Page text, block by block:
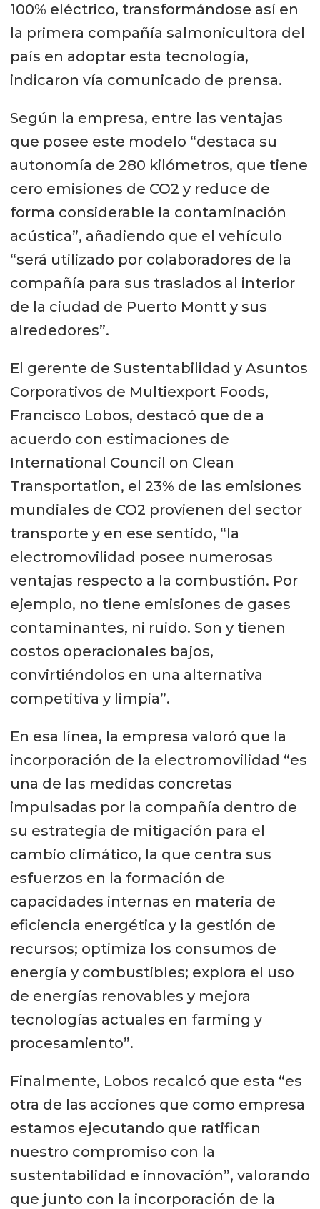
100% eléctrico, transformándose así en
la primera compañía salmonicultora del
país en adoptar esta tecnología,
indicaron vía comunicado de prensa.
Según la empresa, entre las ventajas
que posee este modelo “destaca su
autonomía de 280 kilómetros, que tiene
cero emisiones de CO2 y reduce de
forma considerable la contaminación
acústica”, añadiendo que el vehículo
“será utilizado por colaboradores de la
compañía para sus traslados al interior
de la ciudad de Puerto Montt y sus
alrededores”.
El gerente de Sustentabilidad y Asuntos
Corporativos de Multiexport Foods,
Francisco Lobos, destacó que de a
acuerdo con estimaciones de
International Council on Clean
Transportation, el 23% de las emisiones
mundiales de CO2 provienen del sector
transporte y en ese sentido, “la
electromovilidad posee numerosas
ventajas respecto a la combustión. Por
ejemplo, no tiene emisiones de gases
contaminantes, ni ruido. Son y tienen
costos operacionales bajos,
convirtiéndolos en una alternativa
competitiva y limpia”.
En esa línea, la empresa valoró que la
incorporación de la electromovilidad “es
una de las medidas concretas
impulsadas por la compañía dentro de
su estrategia de mitigación para el
cambio climático, la que centra sus
esfuerzos en la formación de
capacidades internas en materia de
eficiencia energética y la gestión de
recursos; optimiza los consumos de
energía y combustibles; explora el uso
de energías renovables y mejora
tecnologías actuales en farming y
procesamiento”.
Finalmente, Lobos recalcó que esta “es
otra de las acciones que como empresa
estamos ejecutando que ratifican
nuestro compromiso con la
sustentabilidad e innovación”, valorando
que junto con la incorporación de la